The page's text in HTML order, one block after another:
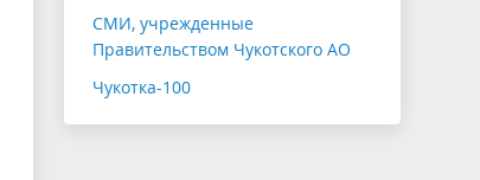
СМИ, учрежденные
Правительством Чукотского АО
Чукотка-100